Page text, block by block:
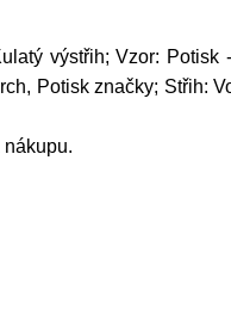
výstřih; Vzor:
Potisk značky; Střih: